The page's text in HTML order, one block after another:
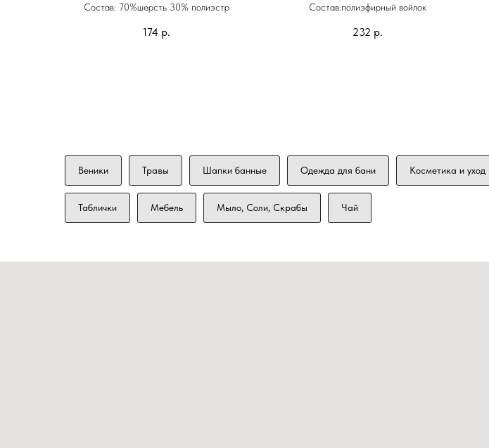
Состав: 70%шерсть 30% полиэстр
174 р.
Состав:полиэфирный войлок
232 р.
Веники Травы Шапки банные Одежда для бани Косметика и уход
Таблички Мебель Мыло, Соли, Скрабы Чай